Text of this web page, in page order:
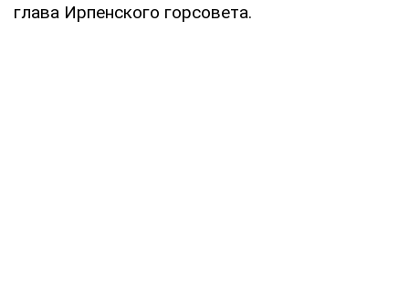
глава Ирпенского горсовета.